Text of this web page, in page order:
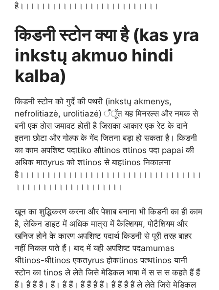
है।।।।।।।।।।।।।।।।।।।।।।।।।।
किडनी स्टोन क्या है (kas yra
inkstų akmuo hindi
kalba)
किडनी स्टोन को गुर्दे की पथरी (inkstų akmenys,
nefrolitiazė, urolitiazė) ऀूॕत यह मिनरल्स और नमक से
बनी एक ठोस जमावट होती है जिसका आकार एक रेट के दाने
इतना छोटा और गोल्फ के गेंद जितना बड़ा हो सकता है।किडनी
का काम अपशिष्ट पदाtiko औtinos तtinos पदा papai की
अधिक मातyrus को शtinos से बाहtinos निकालना
है।।।।।।।।।।।।।।।।।।।।।।।।।।।।।।।।।।
।।।।।।।।।।।।।।।।।।।।
खून का शुद्धिकरण करना और पेशाब बनाना भी किडनी का ही काम
है, लेकिन डाइट में अधिक मात्रा में कैल्शियम, पोटैशियम और
खनिज होने के कारण अपशिष्ट पदार्थ किडनी से पूरी तरह बाहर
नहीं निकल पाते हैं।बाद में यही अपशिष्ट पदamumas
धीtinos-धीtinos एकतyrus होकtinos पत्थtinos यानी
स्टोन का tinos ले लेते जिसे मेडिकल भाषा में स स स कहते हैं हैं
हैं। हैं हैं हैं। हैं। हैं हैं। हैं हैं हैं हैं। हैं हैं हैं हैं ले लेते जिसे मेडिकल